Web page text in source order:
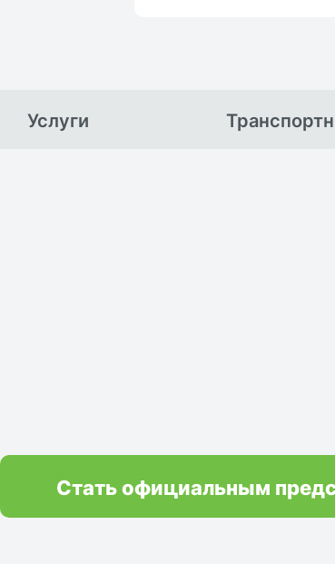
Услуги
Стать официальным